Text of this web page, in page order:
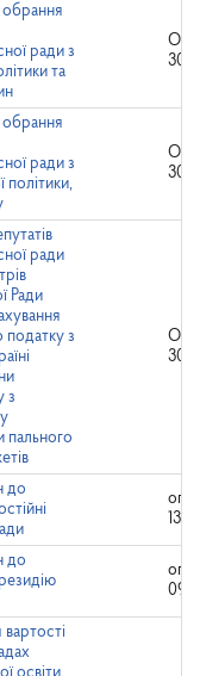
обрання
ради з
та
обрання
ради з
політики,
ради
Ради
податку з
з
пального
до
до